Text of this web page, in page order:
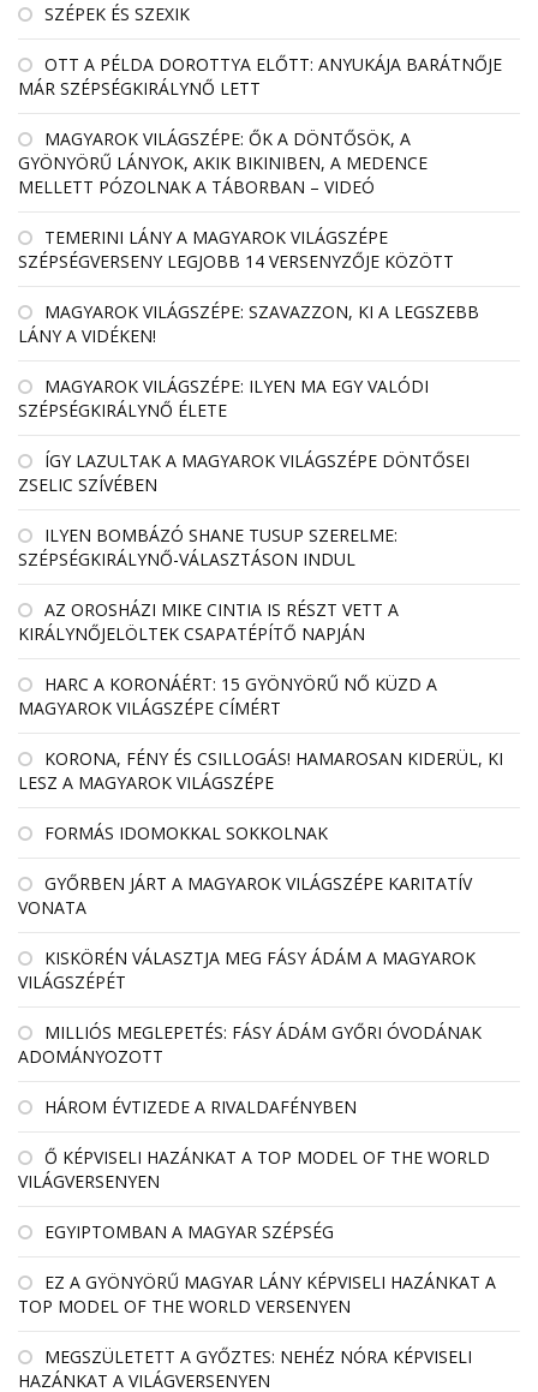
SZÉPEK ÉS SZEXIK
OTT A PÉLDA DOROTTYA ELŐTT: ANYUKÁJA BARÁTNŐJE
MÁR SZÉPSÉGKIRÁLYNŐ LETT
MAGYAROK VILÁGSZÉPE: ŐK A DÖNTŐSÖK, A
GYÖNYÖRŰ LÁNYOK, AKIK BIKINIBEN, A MEDENCE
MELLETT PÓZOLNAK A TÁBORBAN – VIDEÓ
TEMERINI LÁNY A MAGYAROK VILÁGSZÉPE
SZÉPSÉGVERSENY LEGJOBB 14 VERSENYZŐJE KÖZÖTT
MAGYAROK VILÁGSZÉPE: SZAVAZZON, KI A LEGSZEBB
LÁNY A VIDÉKEN!
MAGYAROK VILÁGSZÉPE: ILYEN MA EGY VALÓDI
SZÉPSÉGKIRÁLYNŐ ÉLETE
ÍGY LAZULTAK A MAGYAROK VILÁGSZÉPE DÖNTŐSEI
ZSELIC SZÍVÉBEN
ILYEN BOMBÁZÓ SHANE TUSUP SZERELME:
SZÉPSÉGKIRÁLYNŐ-VÁLASZTÁSON INDUL
AZ OROSHÁZI MIKE CINTIA IS RÉSZT VETT A
KIRÁLYNŐJELÖLTEK CSAPATÉPÍTŐ NAPJÁN
HARC A KORONÁÉRT: 15 GYÖNYÖRŰ NŐ KÜZD A
MAGYAROK VILÁGSZÉPE CÍMÉRT
KORONA, FÉNY ÉS CSILLOGÁS! HAMAROSAN KIDERÜL, KI
LESZ A MAGYAROK VILÁGSZÉPE
FORMÁS IDOMOKKAL SOKKOLNAK
GYŐRBEN JÁRT A MAGYAROK VILÁGSZÉPE KARITATÍV
VONATA
KISKÖRÉN VÁLASZTJA MEG FÁSY ÁDÁM A MAGYAROK
VILÁGSZÉPÉT
MILLIÓS MEGLEPETÉS: FÁSY ÁDÁM GYŐRI ÓVODÁNAK
ADOMÁNYOZOTT
HÁROM ÉVTIZEDE A RIVALDAFÉNYBEN
Ő KÉPVISELI HAZÁNKAT A TOP MODEL OF THE WORLD
VILÁGVERSENYEN
EGYIPTOMBAN A MAGYAR SZÉPSÉG
EZ A GYÖNYÖRŰ MAGYAR LÁNY KÉPVISELI HAZÁNKAT A
TOP MODEL OF THE WORLD VERSENYEN
MEGSZÜLETETT A GYŐZTES: NEHÉZ NÓRA KÉPVISELI
HAZÁNKAT A VILÁGVERSENYEN